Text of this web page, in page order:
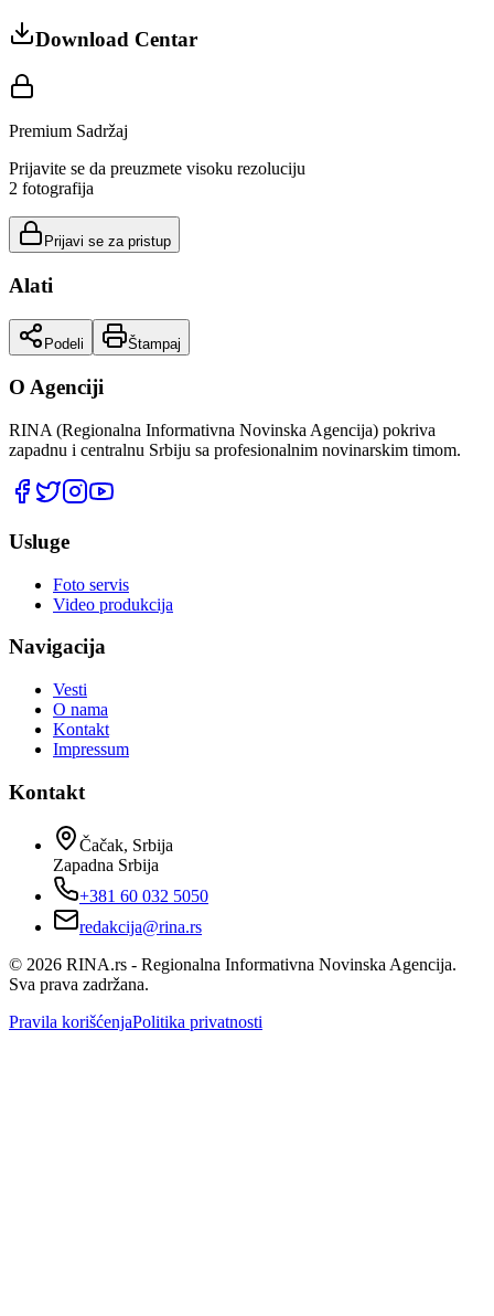
Download Centar
Premium Sadržaj
Prijavite se da preuzmete visoku rezoluciju
2 fotografija
Prijavi se za pristup
Alati
Podeli Štampaj
O Agenciji
RINA (Regionalna Informativna Novinska Agencija) pokriva
zapadnu i centralnu Srbiju sa profesionalnim novinarskim timom.
Usluge
Foto servis
Video produkcija
Navigacija
Vesti
O nama
Kontakt
Impressum
Kontakt
Čačak, Srbija
Zapadna Srbija
+381 60 032 5050
redakcija@rina.rs
© 2026 RINA.rs - Regionalna Informativna Novinska Agencija.
Sva prava zadržana.
Pravila korišćenjaPolitika privatnosti